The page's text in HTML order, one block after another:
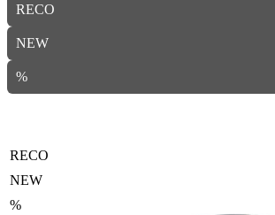
RECO
NEW
%
RECO
NEW
%